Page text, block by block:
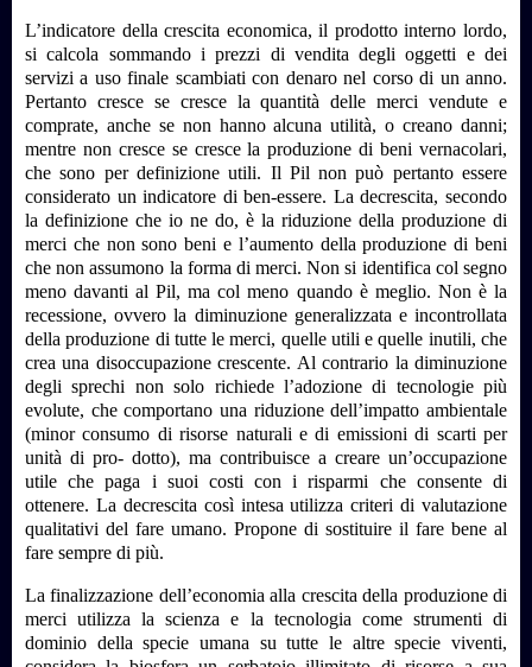
L’indicatore della crescita economica, il prodotto interno lordo,
si calcola sommando i prezzi di vendita degli oggetti e dei
servizi a uso finale scambiati con denaro nel corso di un anno.
Pertanto cresce se cresce la quantità delle merci vendute e
comprate, anche se non hanno alcuna utilità, o creano danni;
mentre non cresce se cresce la produzione di beni vernacolari,
che sono per definizione utili. Il Pil non può pertanto essere
considerato un indicatore di ben-essere. La decrescita, secondo
la definizione che io ne do, è la riduzione della produzione di
merci che non sono beni e l’aumento della produzione di beni
che non assumono la forma di merci. Non si identifica col segno
meno davanti al Pil, ma col meno quando è meglio. Non è la
recessione, ovvero la diminuzione generalizzata e incontrollata
della produzione di tutte le merci, quelle utili e quelle inutili, che
crea una disoccupazione crescente. Al contrario la diminuzione
degli sprechi non solo richiede l’adozione di tecnologie più
evolute, che comportano una riduzione dell’impatto ambientale
(minor consumo di risorse naturali e di emissioni di scarti per
unità di pro- dotto), ma contribuisce a creare un’occupazione
utile che paga i suoi costi con i risparmi che consente di
ottenere. La decrescita così intesa utilizza criteri di valutazione
qualitativi del fare umano. Propone di sostituire il fare bene al
fare sempre di più.
La finalizzazione dell’economia alla crescita della produzione di
merci utilizza la scienza e la tecnologia come strumenti di
dominio della specie umana su tutte le altre specie viventi,